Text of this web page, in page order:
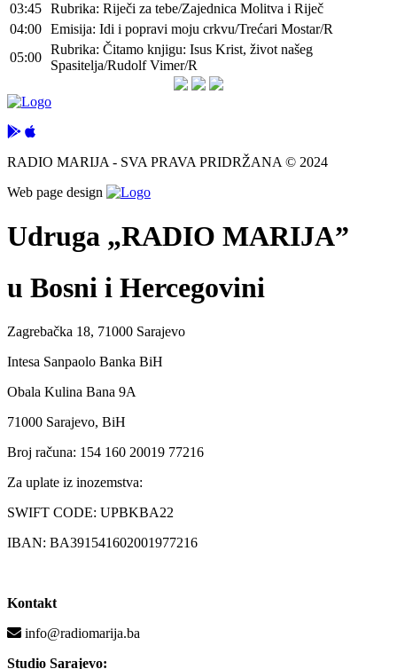
03:45 Rubrika: Riječi za tebe/Zajednica Molitva i Riječ
04:00 Emisija: Idi i popravi moju crkvu/Trećari Mostar/R
05:00
Rubrika: Čitamo knjigu: Isus Krist, život našeg
Spasitelja/Rudolf Vimer/R
RADIO MARIJA - SVA PRAVA PRIDRŽANA © 2024
Web page design
Udruga „RADIO MARIJA”
u Bosni i Hercegovini
Zagrebačka 18, 71000 Sarajevo
Intesa Sanpaolo Banka BiH
Obala Kulina Bana 9A
71000 Sarajevo, BiH
Broj računa: 154 160 20019 77216
Za uplate iz inozemstva:
SWIFT CODE: UPBKBA22
IBAN: BA391541602001977216
Kontakt
info@radiomarija.ba
Studio Sarajevo: